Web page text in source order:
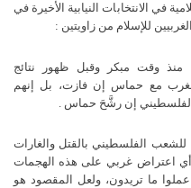
الانتخابات النيابية الأخيرة في
للإسلام من زاويتين :
الغرب مع حماس إن فازت، بل إنهم
إن رشَّحَ حماس .
والغارات
أي اعتراض غربي على هذه الهجمات
ما تريدون، ولعل المقصود هو